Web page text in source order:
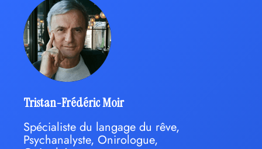
Tristan-Frédéric Moir
Spécialiste du langage du rêve,
Psychanalyste, Onirologue,